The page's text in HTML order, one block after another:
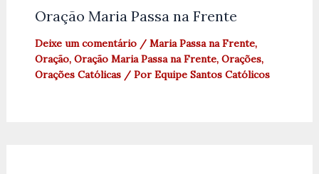
Oração Maria Passa na Frente
Deixe um comentário / Maria Passa na Frente,
Oração, Oração Maria Passa na Frente, Orações,
Orações Católicas/ Por Equipe Santos Católicos